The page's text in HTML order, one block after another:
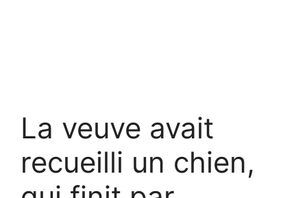
La veuve avait
recueilli un chien,